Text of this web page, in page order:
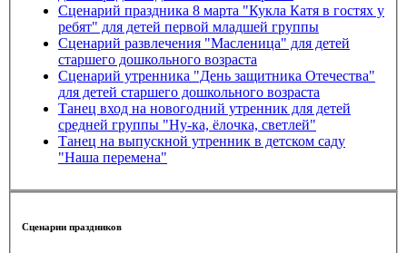
Сценарий праздника 8 марта "Кукла Катя в гостях у
ребят" для детей первой младшей группы
Сценарий развлечения "Масленица" для детей
старшего дошкольного возраста
Сценарий утренника "День защитника Отечества"
для детей старшего дошкольного возраста
Танец вход на новогодний утренник для детей
средней группы "Ну-ка, ёлочка, светлей"
Танец на выпускной утренник в детском саду
"Наша перемена"
Сценарии праздников